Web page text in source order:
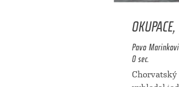
Pavo
0 sec.